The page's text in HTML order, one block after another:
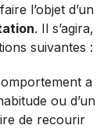
l’objet d’un
. Il s’agira,
suivantes :
a
ou d’un
de recourir